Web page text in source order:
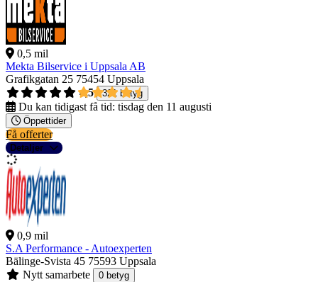
0,5 mil
Mekta Bilservice i Uppsala AB
Grafikgatan 25 75454 Uppsala
4,5
321 betyg
Du kan tidigast få tid: tisdag den 11 augusti
Öppettider
Få offerter
Detaljer
0,9 mil
S.A Performance - Autoexperten
Bälinge-Svista 45 75593 Uppsala
Nytt samarbete
0 betyg